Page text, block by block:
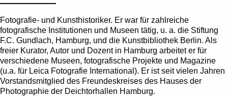
Fotografie- und Kunsthistoriker. Er war für zahlreiche
fotografische Institutionen und Museen tätig, u. a. die Stiftung
F.C. Gundlach, Hamburg, und die Kunstbibliothek Berlin. Als
freier Kurator, Autor und Dozent in Hamburg arbeitet er für
verschiedene Museen, fotografische Projekte und Magazine
(u.a. für Leica Fotografie International). Er ist seit vielen Jahren
Vorstandsmitglied des Freundeskreises des Hauses der
Photographie der Deichtorhallen Hamburg.